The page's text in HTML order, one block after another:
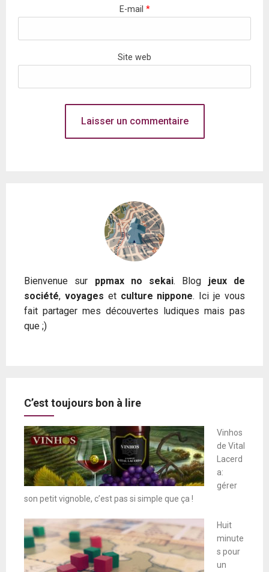
E-mail *
Site web
Bienvenue sur ppmax no sekai. Blog jeux de
société, voyages et culture nippone. Ici je vous
fait partager mes découvertes ludiques mais pas
que ;)
C’est toujours bon à lire
Vinhos
de Vital
Lacerd
a:
gérer
son petit vignoble, c’est pas si simple que ça !
Huit
minute
s pour
un